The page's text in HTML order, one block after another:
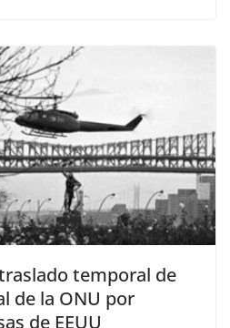
temporal de
de la ONU por
de EEUU